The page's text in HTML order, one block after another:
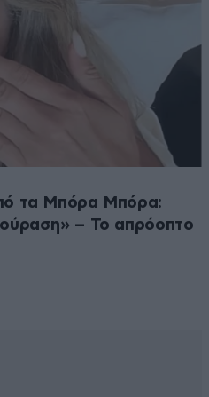
τα Μπόρα Μπόρα:
– Το απρόοπτο